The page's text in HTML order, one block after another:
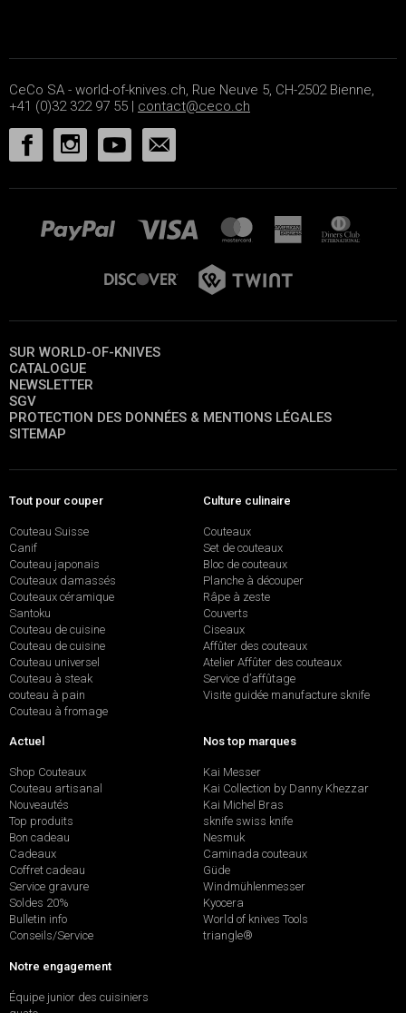
CeCo SA - world-of-knives.ch, Rue Neuve 5, CH-2502 Bienne,
+41 (0)32 322 97 55 | contact@ceco.ch
SUR WORLD-OF-KNIVES
CATALOGUE
NEWSLETTER
SGV
PROTECTION DES DONNÉES & MENTIONS LÉGALES
SITEMAP
Tout pour couper
Couteau Suisse
Canif
Couteau japonais
Couteaux damassés
Couteaux céramique
Santoku
Couteau de cuisine
Couteau de cuisine
Couteau universel
Couteau à steak
couteau à pain
Couteau à fromage
Culture culinaire
Couteaux
Set de couteaux
Bloc de couteaux
Planche à découper
Râpe à zeste
Couverts
Ciseaux
Affûter des couteaux
Atelier Affûter des couteaux
Service d’affûtage
Visite guidée manufacture sknife
Actuel
Shop Couteaux
Couteau artisanal
Nouveautés
Top produits
Bon cadeau
Cadeaux
Coffret cadeau
Service gravure
Soldes 20%
Bulletin info
Conseils/Service
Nos top marques
Kai Messer
Kai Collection by Danny Khezzar
Kai Michel Bras
sknife swiss knife
Nesmuk
Caminada couteaux
Güde
Windmühlenmesser
Kyocera
World of knives Tools
triangle®
Notre engagement
Équipe junior des cuisiniers